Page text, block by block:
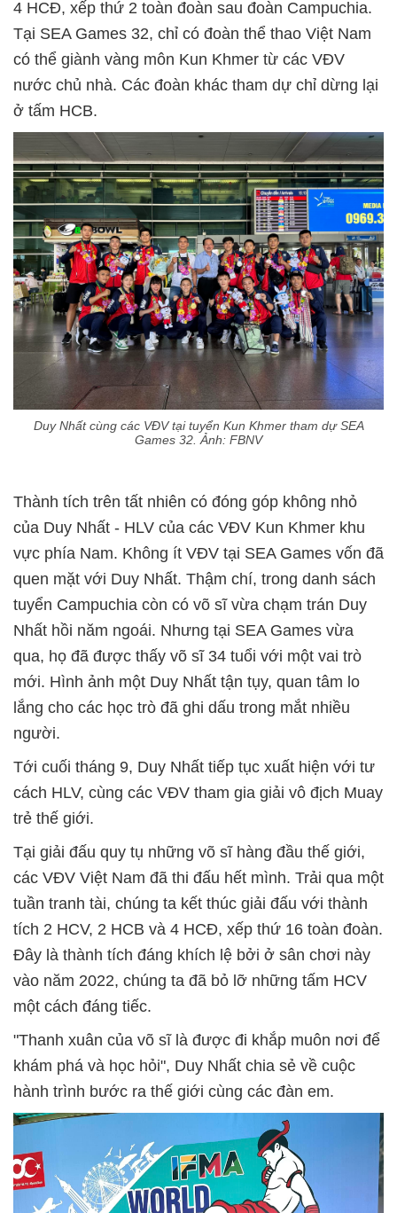
4 HCĐ, xếp thứ 2 toàn đoàn sau đoàn Campuchia.
Tại SEA Games 32, chỉ có đoàn thể thao Việt Nam
có thể giành vàng môn Kun Khmer từ các VĐV
nước chủ nhà. Các đoàn khác tham dự chỉ dừng lại
ở tấm HCB.
Duy Nhất cùng các VĐV tại tuyển Kun Khmer tham dự SEA
Games 32. Ảnh: FBNV
Thành tích trên tất nhiên có đóng góp không nhỏ
của Duy Nhất - HLV của các VĐV Kun Khmer khu
vực phía Nam. Không ít VĐV tại SEA Games vốn đã
quen mặt với Duy Nhất. Thậm chí, trong danh sách
tuyển Campuchia còn có võ sĩ vừa chạm trán Duy
Nhất hồi năm ngoái. Nhưng tại SEA Games vừa
qua, họ đã được thấy võ sĩ 34 tuổi với một vai trò
mới. Hình ảnh một Duy Nhất tận tụy, quan tâm lo
lắng cho các học trò đã ghi dấu trong mắt nhiều
người.
Tới cuối tháng 9, Duy Nhất tiếp tục xuất hiện với tư
cách HLV, cùng các VĐV tham gia giải vô địch Muay
trẻ thế giới.
Tại giải đấu quy tụ những võ sĩ hàng đầu thế giới,
các VĐV Việt Nam đã thi đấu hết mình. Trải qua một
tuần tranh tài, chúng ta kết thúc giải đấu với thành
tích 2 HCV, 2 HCB và 4 HCĐ, xếp thứ 16 toàn đoàn.
Đây là thành tích đáng khích lệ bởi ở sân chơi này
vào năm 2022, chúng ta đã bỏ lỡ những tấm HCV
một cách đáng tiếc.
"Thanh xuân của võ sĩ là được đi khắp muôn nơi để
khám phá và học hỏi", Duy Nhất chia sẻ về cuộc
hành trình bước ra thế giới cùng các đàn em.